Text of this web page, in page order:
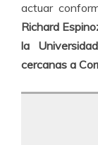
actuar
Richard
la
cercanas a